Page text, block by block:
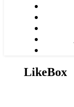
LikeBox